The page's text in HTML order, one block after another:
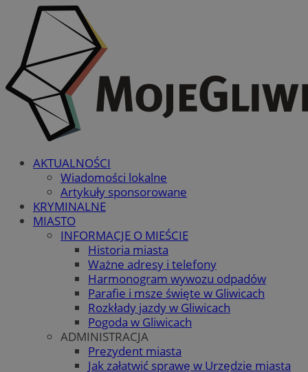
AKTUALNOŚCI
Wiadomości lokalne
Artykuły sponsorowane
KRYMINALNE
MIASTO
INFORMACJE O MIEŚCIE
Historia miasta
Ważne adresy i telefony
Harmonogram wywozu odpadów
Parafie i msze święte w Gliwicach
Rozkłady jazdy w Gliwicach
Pogoda w Gliwicach
ADMINISTRACJA
Prezydent miasta
Jak załatwić sprawę w Urzędzie miasta